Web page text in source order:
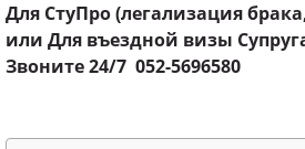
Для СтуПро (легализация
или Для въездной визы
Звоните 24/7 052-5696580